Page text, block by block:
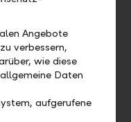
investiert. Die
Speziellen das
Fundamt auf
Blick auf die
weiter.
muss
Angebote
verbessern,
wie diese
Daten
aufgerufene